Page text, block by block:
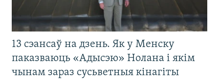
13 сэансаў на дзень. Як у Менску
паказваюць «Адысэю» Нолана і якім
чынам зараз сусьветныя кінагіты